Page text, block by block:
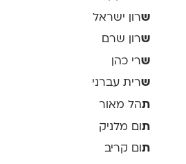
שרון ישראל
שרון שרם
שרי כהן
שרית עברני
תהל מאור
ת ום מלניק
תום קריב